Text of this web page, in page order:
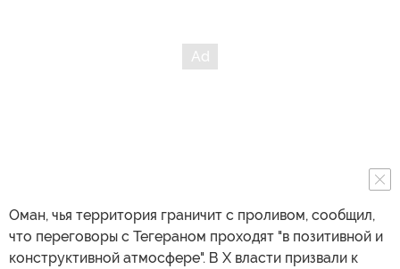
Оман, чья территория граничит с проливом, сообщил,
что переговоры с Тегераном проходят "в позитивной и
конструктивной атмосфере". В X власти призвали к